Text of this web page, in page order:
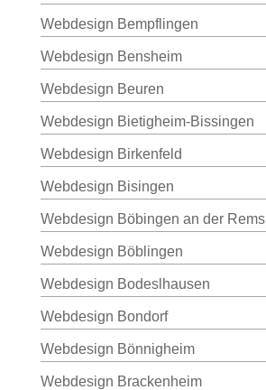
Webdesign Bempflingen
Webdesign Bensheim
Webdesign Beuren
Webdesign Bietigheim-Bissingen
Webdesign Birkenfeld
Webdesign Bisingen
Webdesign Böbingen an der Rems
Webdesign Böblingen
Webdesign Bodeslhausen
Webdesign Bondorf
Webdesign Bönnigheim
Webdesign Brackenheim